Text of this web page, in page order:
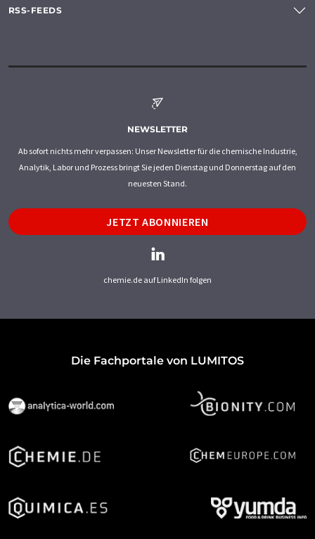
RSS-FEEDS
NEWSLETTER
Ab sofort nichts mehr verpassen: Unser Newsletter für die chemische Industrie,
Analytik, Labor und Prozess bringt Sie jeden Dienstag und Donnerstag auf den
neuesten Stand.
JETZT ABONNIEREN
chemie.de auf LinkedIn folgen
Die Fachportale von LUMITOS